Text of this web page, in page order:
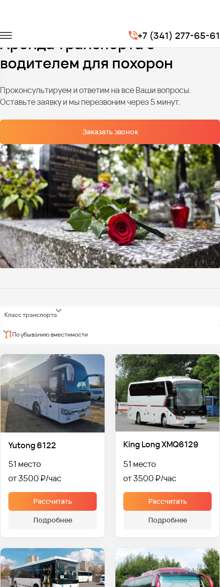
+7 (341) 277-65-61
Транспорт на похороны
Аренда транспорта с
водителем для похорон
Проконсультируем и ответим на все Ваши вопросы.
Оставьте заявку и мы перезвоним через 5 минут.
Заказать звонок
Класс транспорта
По убыванию вместимости
Yutong 6122
51 место
от 3500 ₽
Рассчитать
Подробнее
King Long XMQ6129
51 место
от 3500 ₽
Рассчитать
Подробнее